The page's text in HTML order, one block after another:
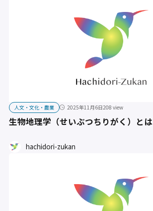
人文・文化・農業 2025年11月6日208 view
生物地理学（せいぶつちりがく）とは
hachidori-zukan